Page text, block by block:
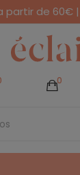
partir de 60€
0